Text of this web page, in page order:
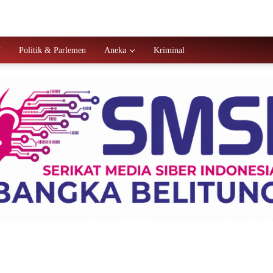
Politik & Parlemen Aneka Kriminal